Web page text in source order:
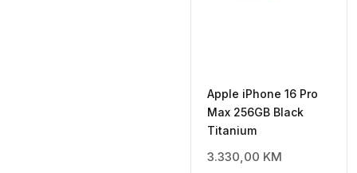
Apple iPhone 16 Pro
Max 256GB Black
Titanium
3.330,00 KM